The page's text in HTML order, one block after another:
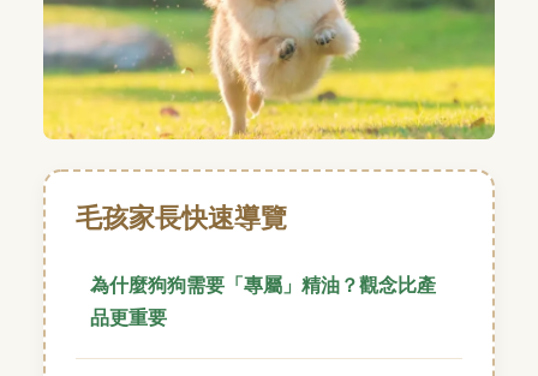
毛孩家長快速導覽
為什麼狗狗需要「專屬」精油？觀念比產
品更重要